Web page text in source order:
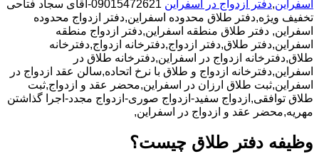
اسفراین,دفتر ازدواج در اسفراین
09015472621-آقای سجاد فتاحی
تخفیف ویژه,دفتر طلاق محدوده اسفراین,دفتر ازدواج محدوده
اسفراین, دفتر طلاق منطقه اسفراین,دفتر ازدواج منطقه
اسفراین,دفتر طلاق,دفتر ازدواج,دفترخانه ازدواج,دفترخانه
طلاق,دفترخانه ازدواج در اسفراین,دفترخانه طلاق در
اسفراین,دفترخانه ازدواج و طلاق با نرخ اتحاده,سالن عقد ازدواج در
اسفراین,ثبت طلاق ارزان در اسفراین,محضر عقد و ازدواج,ثبت
طلاق توافقی,ازدواج سفید-ازدواج صوری-ازدواج مجدد-اجرا گذاشتن
مهریه,محضر عقد و ازدواج در اسفراین,
وظیفه دفتر طلاق چیست؟